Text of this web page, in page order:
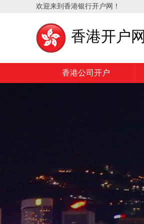
欢迎来到香港银行开户网！
香港开户网
香港公司开户